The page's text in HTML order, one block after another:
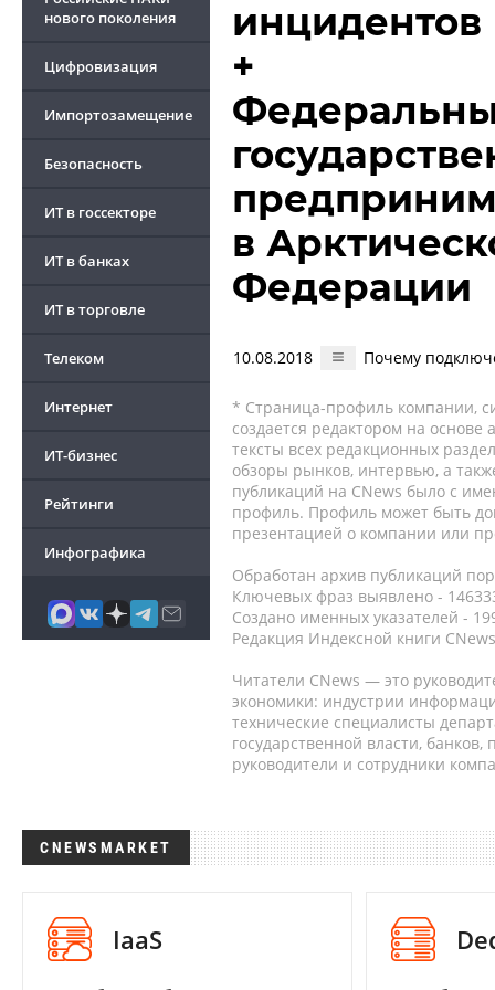
нового поколения
Цифровизация
Импортозамещение
Безопасность
ИТ в госсекторе
ИТ в банках
ИТ в торговле
Телеком
Интернет
ИТ-бизнес
Рейтинги
Инфографика
+
в
Федерации
10.08.2018 Почему
* Страница-профиль компании,
создается редактором на
тексты всех редакционных
обзоры рынков, интервью, а
публикаций на CNews было с
профиль. Профиль может быть
презентацией о компании или
Обработан архив публикаций
Ключевых фраз выявлено -
Создано именных указателей -
Редакция Индексной книги
Читатели CNews — это
экономики: индустрии
технические специалисты
государственной власти,
руководители и сотрудники
CNEWSMARKET
IaaS